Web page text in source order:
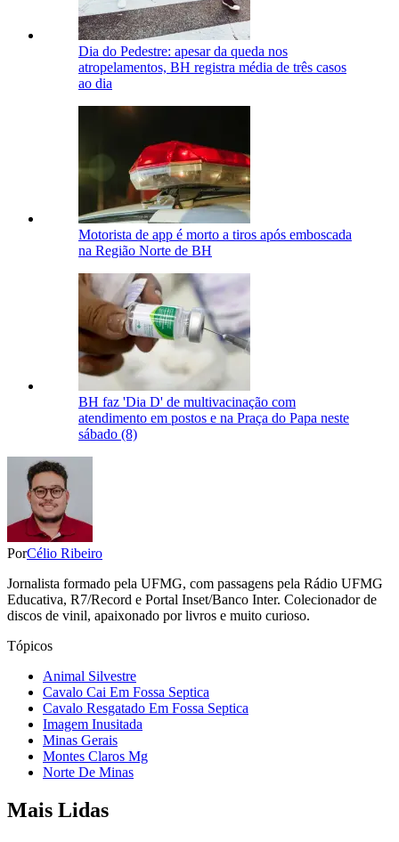
Dia do Pedestre: apesar da queda nos
atropelamentos, BH registra média de três casos
ao dia
Motorista de app é morto a tiros após emboscada
na Região Norte de BH
BH faz 'Dia D' de multivacinação com
atendimento em postos e na Praça do Papa neste
sábado (8)
PorCélio Ribeiro
Jornalista formado pela UFMG, com passagens pela Rádio UFMG
Educativa, R7/Record e Portal Inset/Banco Inter. Colecionador de
discos de vinil, apaixonado por livros e muito curioso.
Tópicos
Animal Silvestre
Cavalo Cai Em Fossa Septica
Cavalo Resgatado Em Fossa Septica
Imagem Inusitada
Minas Gerais
Montes Claros Mg
Norte De Minas
Mais Lidas